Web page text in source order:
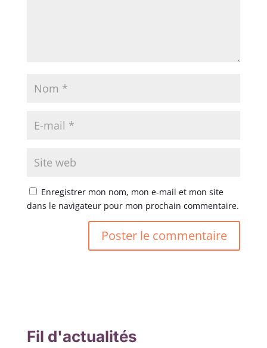
Enregistrer mon nom, mon e-mail et mon site
dans le navigateur pour mon prochain commentaire.
Fil d'actualités